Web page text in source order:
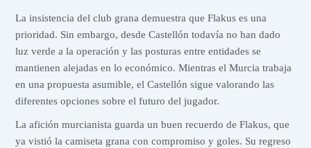
La insistencia del club grana demuestra que Flakus es una
prioridad. Sin embargo, desde Castellón todavía no han dado
luz verde a la operación y las posturas entre entidades se
mantienen alejadas en lo económico. Mientras el Murcia trabaja
en una propuesta asumible, el Castellón sigue valorando las
diferentes opciones sobre el futuro del jugador.
La afición murcianista guarda un buen recuerdo de Flakus, que
ya vistió la camiseta grana con compromiso y goles. Su regreso